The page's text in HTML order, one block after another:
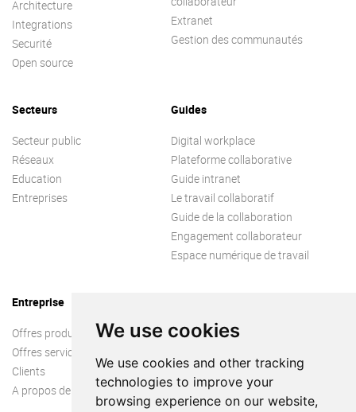
We use cookies
We use cookies and other tracking
technologies to improve your
browsing experience on our website,
Architecture
Integrations
Securité
Open source
Extranet
Gestion des communautés
Secteurs
Secteur public
Réseaux
Education
Entreprises
Guides
Digital workplace
Plateforme collaborative
Guide intranet
Le travail collaboratif
Guide de la collaboration
Engagement collaborateur
Espace numérique de travail
Entreprise
Offres produit
Offres services
Clients
A propos de nous